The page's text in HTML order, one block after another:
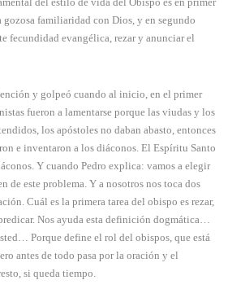
familiaridad con Dios, y en segundo
fecundidad evangélica, rezar y anunciar el
y golpeó cuando al inicio, en el primer
fueron a lamentarse porque las viudas y los
los apóstoles no daban abasto, entonces
e inventaron a los diáconos. El Espíritu Santo
Y cuando Pedro explica: vamos a elegir
de este problema. Y a nosotros nos toca dos
Cuál es la primera tarea del obispo es rezar,
Nos ayuda esta definición dogmática…
Porque define el rol del obispos, que está
antes de todo pasa por la oración y el
si queda tiempo.